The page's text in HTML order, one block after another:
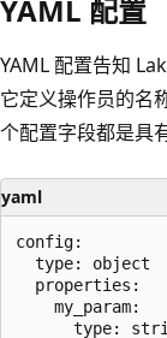
YAML 配置
YAML 配置告知
它定义操作员的名
个配置字段都是具
yaml
config:
  type: object
  properties:
    my_param:
type: